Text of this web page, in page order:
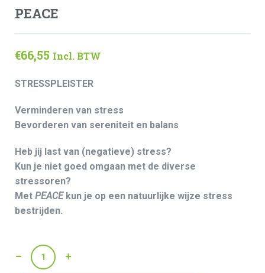
PEACE
€66,55 Incl. BTW
STRESSPLEISTER
Verminderen van stress
Bevorderen van sereniteit en balans
Heb jij last van (negatieve) stress?
Kun je niet goed omgaan met de diverse
stressoren?
Met PEACE kun je op een natuurlijke wijze stress
bestrijden.
PEACE
aantal